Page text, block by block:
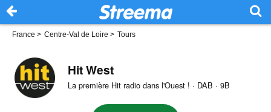
France > Centre-Val de Loire > Tours
Hit West
La première Hit radio dans l'Ouest ! · DAB · 9B